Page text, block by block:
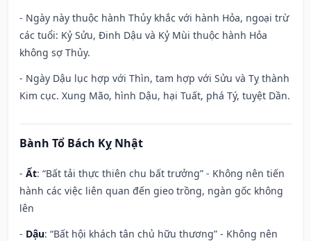
- Ngày này thuộc hành Thủy khắc với hành Hỏa, ngoại trừ
các tuổi: Kỷ Sửu, Đinh Dậu và Kỷ Mùi thuộc hành Hỏa
không sợ Thủy.
- Ngày Dậu lục hợp với Thìn, tam hợp với Sửu và Tỵ thành
Kim cục. Xung Mão, hình Dậu, hại Tuất, phá Tý, tuyệt Dần.
Bành Tổ Bách Kỵ Nhật
- Ất: “Bất tải thực thiên chu bất trưởng” - Không nên tiến
hành các việc liên quan đến gieo trồng, ngàn gốc không
lên
- Dậu: “Bất hội khách tân chủ hữu thương” - Không nên